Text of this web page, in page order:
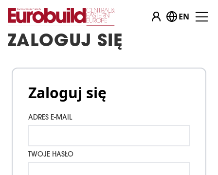
EN
ZALOGUJ SIĘ
Zaloguj się
ADRES E-MAIL
TWOJE HASŁO